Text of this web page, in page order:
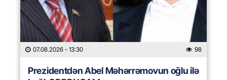
07.08.2026 - 13:30 98
Prezidentdən Abel Məhərrəmovun oğlu ilə